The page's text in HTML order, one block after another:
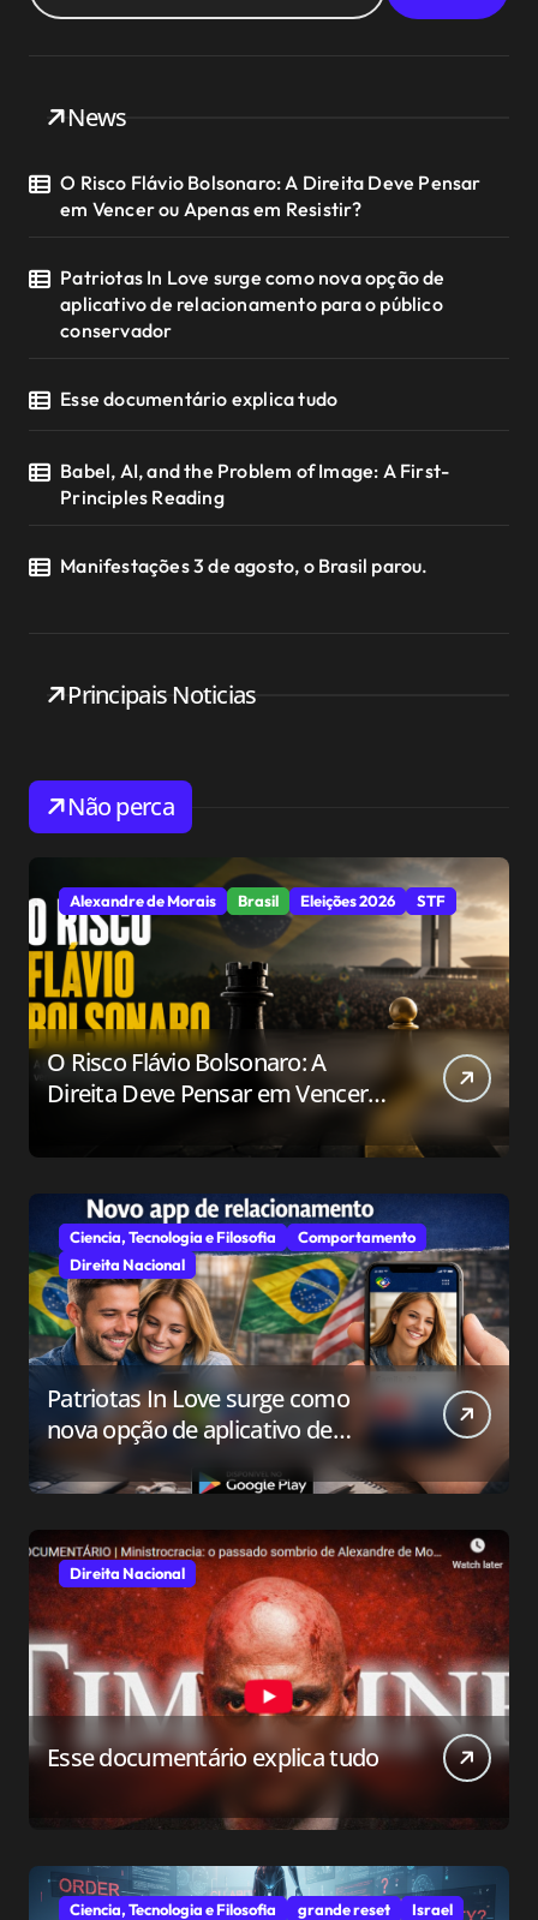
News
O Risco Flávio Bolsonaro: A Direita Deve Pensar
em Vencer ou Apenas em Resistir?
Patriotas In Love surge como nova opção de
aplicativo de relacionamento para o público
conservador
Esse documentário explica tudo
Babel, AI, and the Problem of Image: A First-
Principles Reading
Manifestações 3 de agosto, o Brasil parou.
Principais Noticias
Não perca
Alexandre de Morais Brasil Eleições 2026 STF
O Risco Flávio Bolsonaro: A
Direita Deve Pensar em Vencer
Ciencia, Tecnologia e Filosofia
Comportamento
Direita Nacional
Patriotas In Love surge como
nova opção de aplicativo de
relacionamento para o público
conservador
Direita Nacional
Esse documentário explica tudo
Ciencia, Tecnologia e Filosofia grande reset Israel